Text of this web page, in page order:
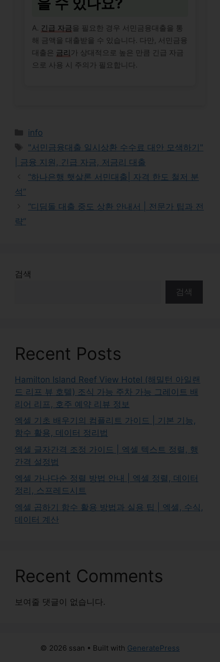
A. 긴급 자금을 필요한 경우 서민금융대출을 통
해 금액을 대출받을 수 있습니다. 다만, 서민금융
대출은 금리 가 상대적으로 높은 만큼 긴급 자금
으로 사용 시 주의가 필요합니다.
Categories
info
Tags
"서민금융대출 일시상환 수수료 대안 모색하기"
| 금융 지원, 긴급 자금, 저금리 대출
“하나은행 햇살론 서민대출| 자격 한도 철저 분
석”
“디딤돌 대출 중도 상환 안내서 | 전문가 팁과 전
략”
검색
검색
Recent Posts
Hamilton Island Reef View Hotel (해밀턴 아일랜
드 리프 뷰 호텔) 조식 가능 주차 가능 그레이트 배
리어 리프, 호주 예약 리뷰 정보
엑셀 기초 배우기의 컴플리트 가이드 | 기본 기능,
함수 활용, 데이터 정리법
엑셀 글자간격 조정 가이드 | 엑셀 텍스트 정렬, 행
간격 설정법
엑셀 가나다순 정렬 방법 안내 | 엑셀 정렬, 데이터
정리, 스프레드시트
엑셀 곱하기 함수 활용 방법과 실용 팁 | 엑셀, 수식,
데이터 계산
Recent Comments
보여줄 댓글이 없습니다.
© 2026 ssan • Built with GeneratePress